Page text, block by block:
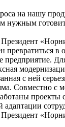
на нашу
нужным
Президент
превратиться в
предприятие.
с ней
Совместно с
проекты
адаптации
Президент